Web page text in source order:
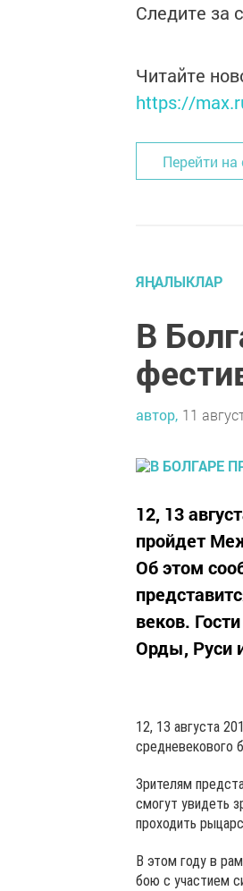
Следите
Читайте
https://
Перейти на
ЯҢАЛЫКЛАР
В
автор, 11
12, 13
пройдет
Об этом
веков.
Орды, Руси
12, 13 августа
средневекового
Зрителям
смогут увидеть
проходить
В этом году в
бою с участием